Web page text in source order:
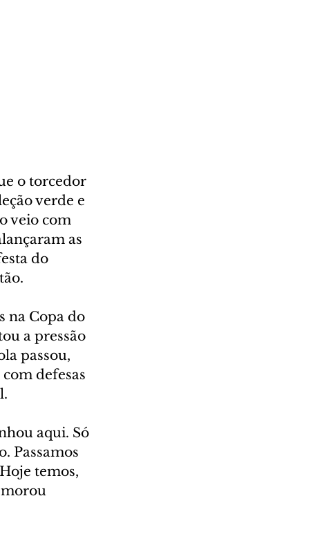
o torcedor
verde e
veio com
as
do
na Copa do
a pressão
passou,
defesas
aqui. Só
Passamos
temos,